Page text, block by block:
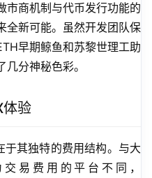
市商机制与代币发行功能的
全新可能。虽然开发团队保
早期鲸鱼和苏黎世理工助
分神秘色彩。
体验
其独特的费用结构。与大
易费用的平台不同，